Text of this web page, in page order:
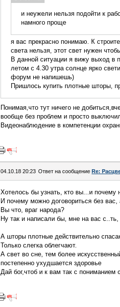
и неужели нельзя подойти к
намного проще
я вас прекрасно понимаю. К
света нельзя, этот свет нужен
В данной ситуации я вижу выход в
летом с 4.30 утра солнце ярко
форум не напишешь)
Пришлось купить плотные шторы,
Понимая,что тут ничего не
вообще без проблем и просто
Видеонаблюдение в компетенции
04.10.18 20:23 Ответ на сообщение Re:
Хотелось бы узнать, кто вы...и почему
И почему можно договориться без
Вы что, враг народа?
Ну так и написали бы, мне на вас
А шторы плотные действительно
Только слегка облегчают.
А свет во сне, тем более
постепенно ухудшается здоровье
Дай бог,чтоб и к вам так с пониманием